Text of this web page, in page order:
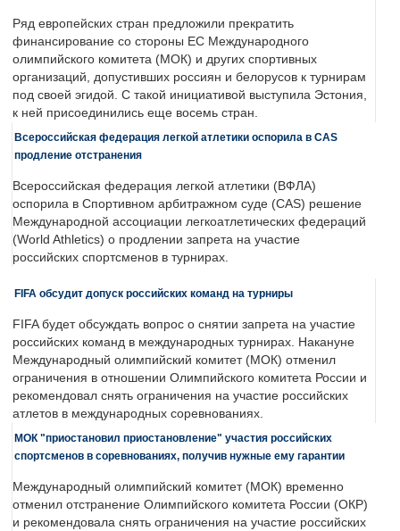
Ряд европейских стран предложили прекратить
финансирование со стороны ЕС Международного
олимпийского комитета (МОК) и других спортивных
организаций, допустивших россиян и белорусов к турнирам
под своей эгидой. С такой инициативой выступила Эстония,
к ней присоединились еще восемь стран.
Всероссийская федерация легкой атлетики оспорила в CAS
продление отстранения
Всероссийская федерация легкой атлетики (ВФЛА)
оспорила в Спортивном арбитражном суде (CAS) решение
Международной ассоциации легкоатлетических федераций
(World Athletics) о продлении запрета на участие
российских спортсменов в турнирах.
FIFA обсудит допуск российских команд на турниры
FIFA будет обсуждать вопрос о снятии запрета на участие
российских команд в международных турнирах. Накануне
Международный олимпийский комитет (МОК) отменил
ограничения в отношении Олимпийского комитета России и
рекомендовал снять ограничения на участие российских
атлетов в международных соревнованиях.
МОК "приостановил приостановление" участия российских
спортсменов в соревнованиях, получив нужные ему гарантии
Международный олимпийский комитет (МОК) временно
отменил отстранение Олимпийского комитета России (ОКР)
и рекомендовала снять ограничения на участие российских